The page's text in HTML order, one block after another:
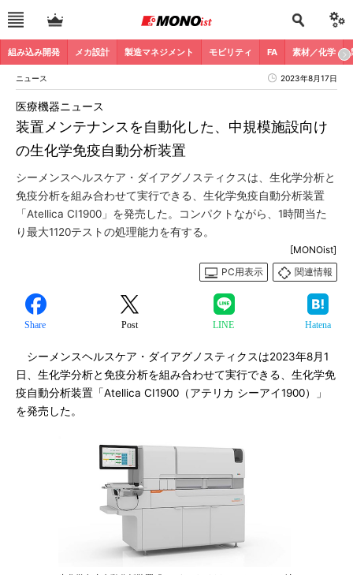
組み込み開発 メカ設計 製造マネジメント モビリティ FA 素材／化学
ニュース 2023年8月17日
装置メンテナンスを自動化した、中規模施設向け
の生化学免疫自動分析装置
医療機器ニュース
シーメンスヘルスケア・ダイアグノスティクスは、生化学分析と
免疫分析を組み合わせて実行できる、生化学免疫自動分析装置
「Atellica CI1900」を発売した。コンパクトながら、1時間当た
り最大1120テストの処理能力を有する。
[MONOist]
PC用表示
関連情報
Share Post LINE Hatena
シーメンスヘルスケア・ダイアグノスティクスは2023年8月1
日、生化学分析と免疫分析を組み合わせて実行できる、生化学免
疫自動分析装置「Atellica CI1900（アテリカ シーアイ1900）」
を発売した。